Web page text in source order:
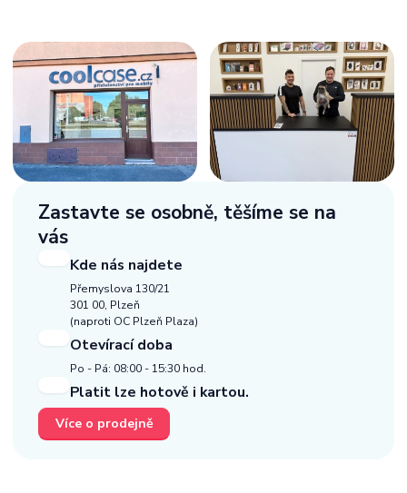
Zastavte se osobně, těšíme se na
vás
Kde nás najdete
Přemyslova 130/21
301 00, Plzeň
(naproti OC Plzeň Plaza)
Otevírací doba
Po - Pá: 08:00 - 15:30 hod.
Platit lze hotově i kartou.
Více o prodejně